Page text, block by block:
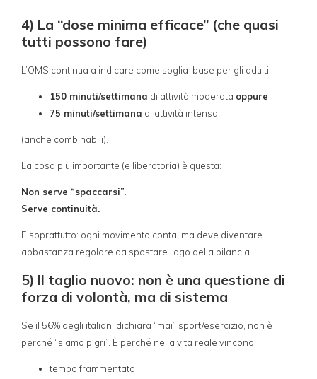
4) La “dose minima efficace” (che quasi
tutti possono fare)
L’OMS continua a indicare come soglia-base per gli adulti:
150 minuti/settimana di attività moderata oppure
75 minuti/settimana di attività intensa
(anche combinabili).
La cosa più importante (e liberatoria) è questa:
Non serve “spaccarsi”.
Serve continuità.
E soprattutto: ogni movimento conta, ma deve diventare
abbastanza regolare da spostare l’ago della bilancia.
5) Il taglio nuovo: non è una questione di
forza di volontà, ma di sistema
Se il 56% degli italiani dichiara “mai” sport/esercizio, non è
perché “siamo pigri”. È perché nella vita reale vincono:
tempo frammentato